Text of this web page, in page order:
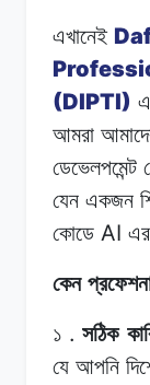
এখানেই
(DIPTI)
আমরা
ডেভেলপমেন্ট
যেন একজন
কোডে AI
কেন
১ . সঠিক
যে আপনি